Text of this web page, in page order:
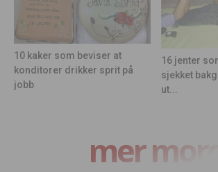
10 kaker som beviser at
konditorer drikker sprit på
jobb
16 jenter
sjekket
ut...
mer moro